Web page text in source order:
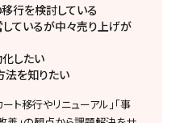
行を検討している
ているが中々売り上げが
したい
法を知りたい
ト移行やリニューアル」「事